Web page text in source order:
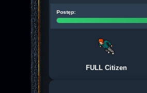
Postęp:
FULL Citizen